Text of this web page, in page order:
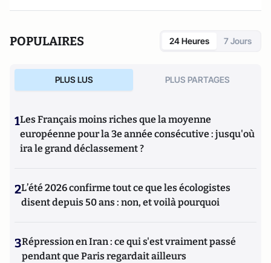
POPULAIRES 24 Heures 7 Jours
PLUS LUS PLUS PARTAGES
1Les Français moins riches que la moyenne
européenne pour la 3e année consécutive : jusqu'où
ira le grand déclassement ?
2L’été 2026 confirme tout ce que les écologistes
disent depuis 50 ans : non, et voilà pourquoi
3Répression en Iran : ce qui s'est vraiment passé
pendant que Paris regardait ailleurs